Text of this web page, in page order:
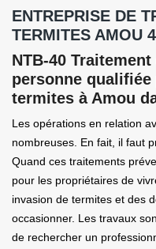
ENTREPRISE DE
TERMITES AMOU
NTB-40
personne
termites à Amou
Les opérations en relation
nombreuses. En fait, il faut
Quand ces traitements
pour les propriétaires de
invasion de termites et des
occasionner. Les travaux
de rechercher un